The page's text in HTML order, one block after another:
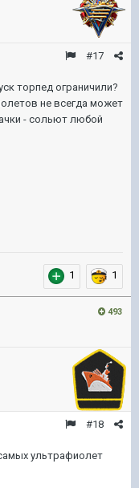
#17
торпед ограничили?
не всегда может
- сольют любой
1 1
493
#18
ультрафиолет